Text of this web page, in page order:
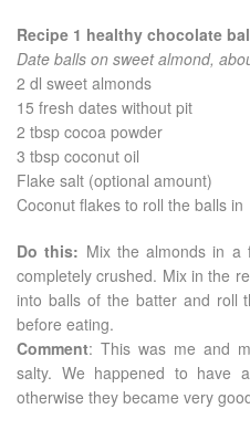
Recipe 1 healthy chocolate
Date balls on sweet almond,
2 dl sweet almonds
15 fresh dates without pit
2 tbsp cocoa powder
3 tbsp coconut oil
Flake salt (optional amount)
Coconut flakes to roll the balls in
Do this: Mix the almonds in a
completely crushed. Mix in the
into balls of the batter and roll
before eating.
Comment: This was me and
salty. We happened to
otherwise they became very